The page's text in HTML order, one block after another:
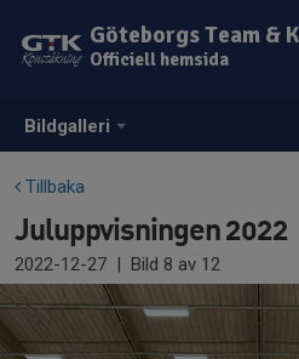
Bildgalleri
Göteborgs Team &
Officiell hemsida
Tillbaka
Juluppvisningen 2022
2022-12-27 | Bild 8 av 12